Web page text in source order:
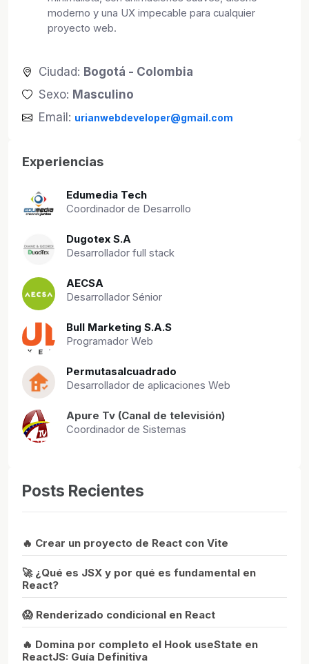
moderno y una UX impecable para cualquier
proyecto web.
Ciudad: Bogotá - Colombia
Sexo: Masculino
Email: urianwebdeveloper@gmail.com
Experiencias
Edumedia Tech
Coordinador de Desarrollo
Dugotex S.A
Desarrollador full stack
AECSA
Desarrollador Sénior
Bull Marketing S.A.S
Programador Web
Permutasalcuadrado
Desarrollador de aplicaciones Web
Apure Tv (Canal de televisión)
Coordinador de Sistemas
Posts Recientes
🔥 Crear un proyecto de React con Vite
🚀 ¿Qué es JSX y por qué es fundamental en
React?
😱 Renderizado condicional en React
🔥 Domina por completo el Hook useState en
ReactJS: Guía Definitiva